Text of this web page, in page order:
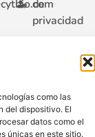
como las
del dispositivo. El
datos como el
únicas en este sitio.
de
privacidad